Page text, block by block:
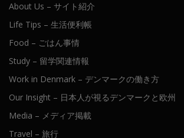
About Us – サイト紹介
Life Tips – 生活便利帳
Food – ごはん事情
Study – 留学関連情報
Work in Denmark – デンマークの働き方
Our Insight – 日本人が視るデンマークと欧州
Media – メディア掲載
Travel – 旅行